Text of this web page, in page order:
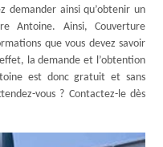
demander ainsi qu’obtenir un
Antoine. Ainsi, Couverture
que vous devez savoir
la demande et l’obtention
est donc gratuit et sans
vous ? Contactez-le dès